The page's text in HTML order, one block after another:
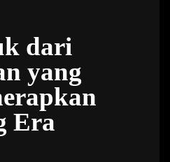
dari
yang
Era